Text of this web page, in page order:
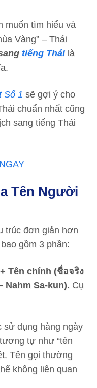
muốn tìm hiểu và
Vàng” – Thái
tiếng Tháilà
Số 1 sẽ gợi ý cho
chuẩn nhất cũng
sang tiếng Thái
Tên Người
trúc đơn giản hơn
gồm 3 phần:
Tên chính (ชื่อจริง
Nahm Sa-kun). Cụ
dụng hàng ngày
tự như “tên
Tên gọi thường
không liên quan